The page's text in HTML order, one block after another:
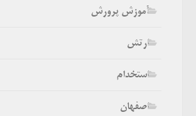
آموزش پرورش
ارتش
استخدام
اصفهان